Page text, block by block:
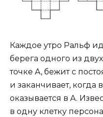
Каждое утро Ральф
берега одного из
точке A, бежит с
и заканчивает, когда
оказывается в A.
в одну клетку